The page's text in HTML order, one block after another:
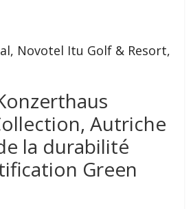
Novotel Itu Golf & Resort,
Autriche
la durabilité
Green